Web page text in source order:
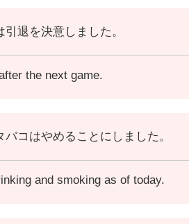
引退を決意しました。
the next game.
バコはやめることにしました。
and smoking as of today.